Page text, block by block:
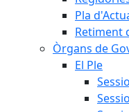
Pla
Retiment
Òrgans de
El Ple